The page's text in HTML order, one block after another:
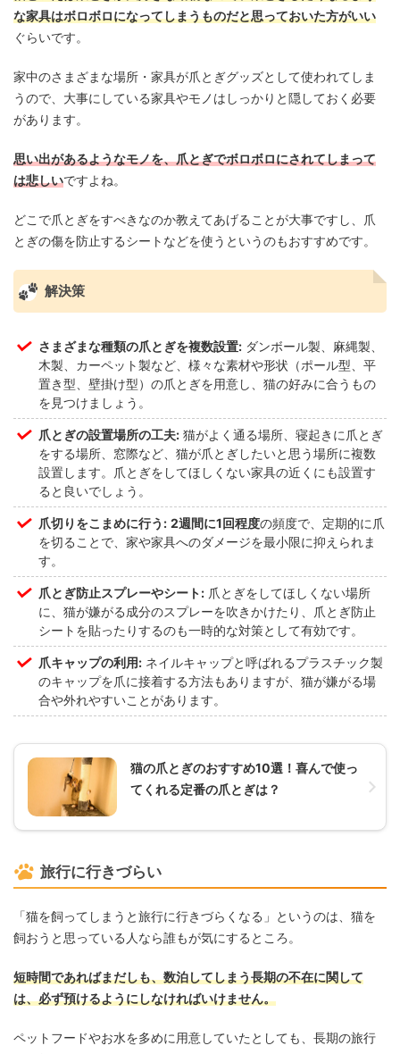
な家具はボロボロになってしまうものだと思っておいた方がいい
ぐらいです。
家中のさまざまな場所・家具が爪とぎグッズとして使われてしま
うので、大事にしている家具やモノはしっかりと隠しておく必要
があります。
思い出があるようなモノを、爪とぎでボロボロにされてしまって
は悲しいですよね。
どこで爪とぎをすべきなのか教えてあげることが大事ですし、爪
とぎの傷を防止するシートなどを使うというのもおすすめです。
解決策
さまざまな種類の爪とぎを複数設置: ダンボール製、麻縄製、
木製、カーペット製など、様々な素材や形状（ポール型、平
置き型、壁掛け型）の爪とぎを用意し、猫の好みに合うもの
を見つけましょう。
爪とぎの設置場所の工夫: 猫がよく通る場所、寝起きに爪とぎ
をする場所、窓際など、猫が爪とぎしたいと思う場所に複数
設置します。爪とぎをしてほしくない家具の近くにも設置す
ると良いでしょう。
爪切りをこまめに行う: 2週間に1回程度の頻度で、定期的に爪
を切ることで、家や家具へのダメージを最小限に抑えられま
す。
爪とぎ防止スプレーやシート: 爪とぎをしてほしくない場所
に、猫が嫌がる成分のスプレーを吹きかけたり、爪とぎ防止
シートを貼ったりするのも一時的な対策として有効です。
爪キャップの利用: ネイルキャップと呼ばれるプラスチック製
のキャップを爪に接着する方法もありますが、猫が嫌がる場
合や外れやすいことがあります。
猫の爪とぎのおすすめ10選！喜んで使っ
てくれる定番の爪とぎは？
旅行に行きづらい
「猫を飼ってしまうと旅行に行きづらくなる」というのは、猫を
飼おうと思っている人なら誰もが気にするところ。
短時間であればまだしも、数泊してしまう長期の不在に関して
は、必ず預けるようにしなければいけません。
ペットフードやお水を多めに用意していたとしても、長期の旅行